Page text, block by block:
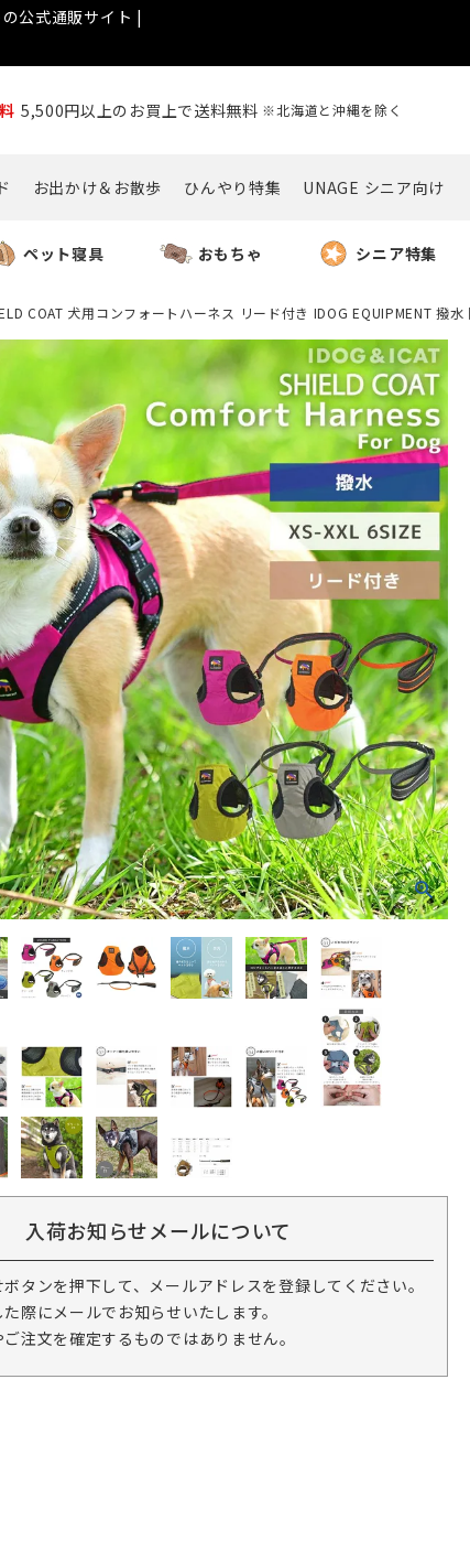
公式通販サイト |
5,500円以上のお買上で送料無料 ※北海道と沖縄を除く
お出かけ＆お散歩 ひんやり特集 UNAGE シニア向け
ペット寝具 おもちゃ シニア特集
COAT 犬用コンフォートハーネス リード付き IDOG EQUIPMENT 撥水
入荷お知らせメールについて
タンを押下して、メールアドレスを登録してください。
際にメールでお知らせいたします。
注文を確定するものではありません。